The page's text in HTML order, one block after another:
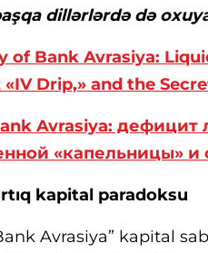
başqa dillərlərdə də
of Bank Avrasiya:
Drip,» and the
Avrasiya: дефицит
«капельницы»
kapital paradoksu
Avrasiya” kapital